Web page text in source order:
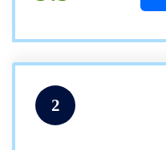
2